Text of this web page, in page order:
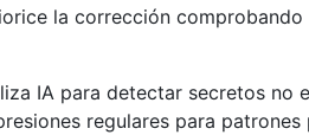
la corrección
IA para detectar secretos no
regulares para patrones